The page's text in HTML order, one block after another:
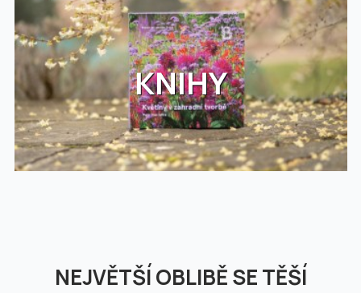
KNIHY
NEJVĚTŠÍ OBLIBĚ SE TĚŠÍ